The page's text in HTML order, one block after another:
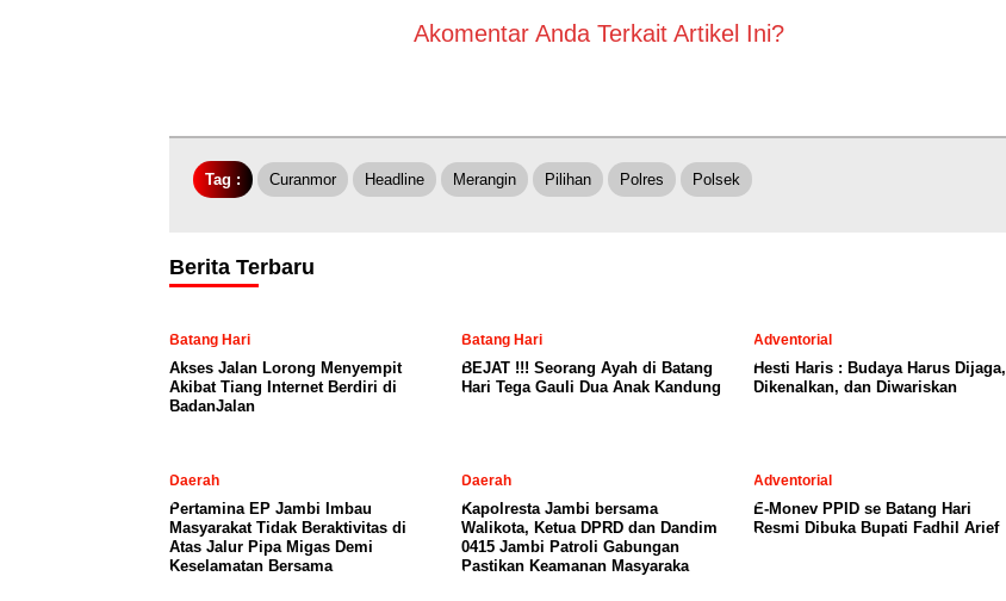
Akomentar Anda Terkait Artikel Ini?
Tag : Curanmor Headline Merangin Pilihan Polres Polsek
Berita Terbaru
Batang Hari
Akses Jalan Lorong Menyempit
Akibat Tiang Internet Berdiri di
BadanJalan
Batang Hari
BEJAT !!! Seorang Ayah di Batang
Hari Tega Gauli Dua Anak Kandung
Adventorial
Hesti Haris : Budaya Harus Dijaga,
Dikenalkan, dan Diwariskan
Daerah
Pertamina EP Jambi Imbau
Masyarakat Tidak Beraktivitas di
Atas Jalur Pipa Migas Demi
Keselamatan Bersama
Daerah
Kapolresta Jambi bersama
Walikota, Ketua DPRD dan Dandim
0415 Jambi Patroli Gabungan
Pastikan Keamanan Masyaraka
Adventorial
E-Monev PPID se Batang Hari
Resmi Dibuka Bupati Fadhil Arief